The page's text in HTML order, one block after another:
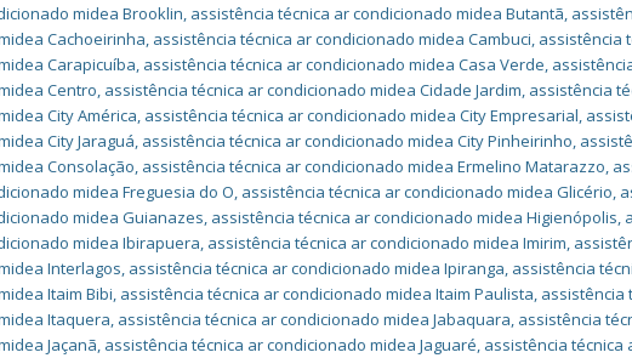
midea Brooklin, assistência técnica ar condicionado midea Butantã,
Cachoeirinha, assistência técnica ar condicionado midea Cambuci, assistência
Carapicuíba, assistência técnica ar condicionado midea Casa Verde,
Centro, assistência técnica ar condicionado midea Cidade Jardim, assistência
City América, assistência técnica ar condicionado midea City Empresarial,
City Jaraguá, assistência técnica ar condicionado midea City Pinheirinho,
Consolação, assistência técnica ar condicionado midea Ermelino Matarazzo,
midea Freguesia do O, assistência técnica ar condicionado midea Glicério,
midea Guianazes, assistência técnica ar condicionado midea Higienópolis,
midea Ibirapuera, assistência técnica ar condicionado midea Imirim,
Interlagos, assistência técnica ar condicionado midea Ipiranga, assistência
Itaim Bibi, assistência técnica ar condicionado midea Itaim Paulista, assistência
Itaquera, assistência técnica ar condicionado midea Jabaquara, assistência
Jaçanã, assistência técnica ar condicionado midea Jaguaré, assistência técnica